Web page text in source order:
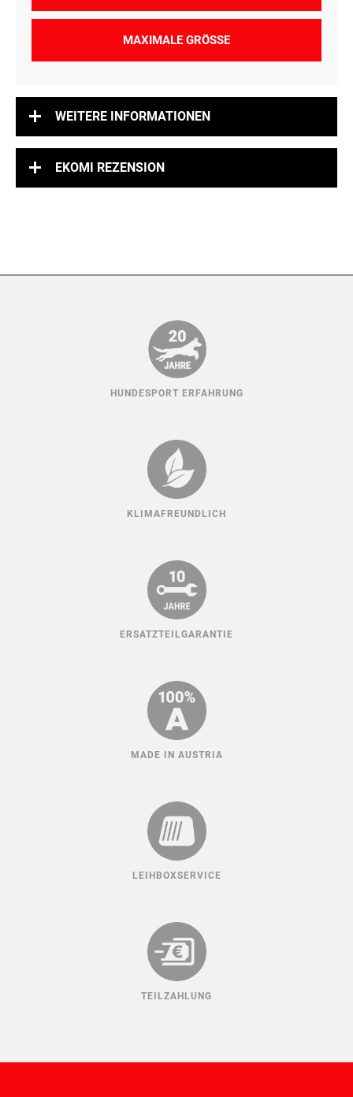
MAXIMALE GRÖSSE
WEITERE INFORMATIONEN
EKOMI REZENSION
HUNDESPORT ERFAHRUNG
KLIMAFREUNDLICH
ERSATZTEILGARANTIE
MADE IN AUSTRIA
LEIHBOXSERVICE
TEILZAHLUNG